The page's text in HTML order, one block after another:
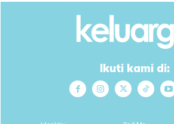
Saddiq Jadi Perhatian
Sekadar info, Syed Saddiq dan Bella
Pasangan yang dijoloki dengan
Ikuti kami di: